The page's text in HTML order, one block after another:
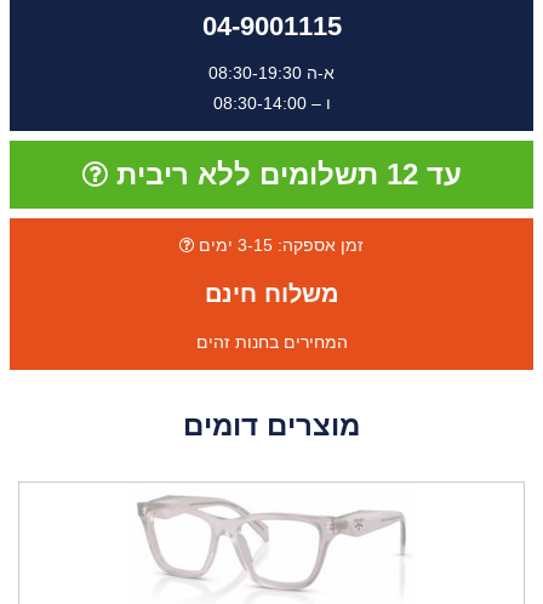
04-9001115
א-ה 08:30-19:30
ו – 08:30-14:00
עד 12 תשלומים ללא ריבית
זמן אספקה: 3-15 ימים
משלוח חינם
המחירים בחנות זהים
מוצרים דומים